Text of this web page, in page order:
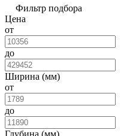
Фильтр подбора
Цена
от
до
Ширина (мм)
от
до
Глубина (мм)